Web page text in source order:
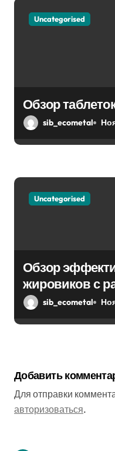
Uncategorised
Обзор
sib_ecometal
Uncategorised
Обзор
жировиков с
эффектом
sib_ecometal
Добавить
Для отправки
авторизоваться.